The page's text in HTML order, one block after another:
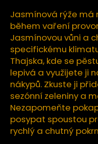
hvězdiček.
Jasmínová rýže má
během vaření
Jasmínovou vůni a
specifickému
Thajska, kde se
lepivá a využijete ji
nákypů. Zkuste ji
sezónní zeleniny a
Nezapomeňte
posypat spoustou
rychlý a chutný
D
o
p
o
r
u